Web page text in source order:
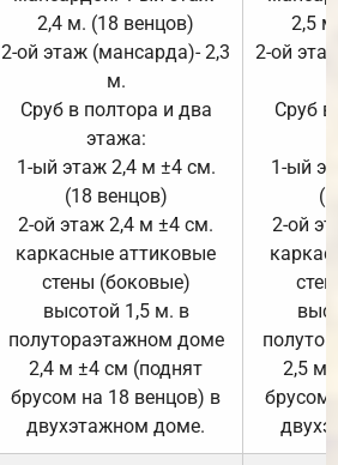
2,4 м. (18 венцов)
2-ой этаж (мансарда)- 2,3
м.
Сруб в полтора и два
этажа:
1-ый этаж 2,4 м ±4 см.
(18 венцов)
2-ой этаж 2,4 м ±4 см.
каркасные аттиковые
стены (боковые)
высотой 1,5 м. в
полутораэтажном доме
2,4 м ±4 см (поднят
брусом на 18 венцов) в
двухэтажном доме.
2,5
2-ой
Сруб
1-ый
2-ой
2,5 м
брусом